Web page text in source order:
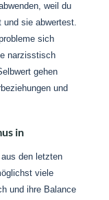
weil du
und sie abwertest.
sich
narzisstisch
gehen
und
in
den letzten
viele
und ihre Balance